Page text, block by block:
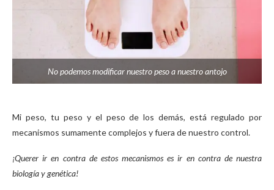
No podemos modificar nuestro peso a nuestro antojo
Mi peso, tu peso y el peso de los demás, está regulado por
mecanismos sumamente complejos y fuera de nuestro control.
¡Querer ir en contra de estos mecanismos es ir en contra de nuestra
biología y genética!